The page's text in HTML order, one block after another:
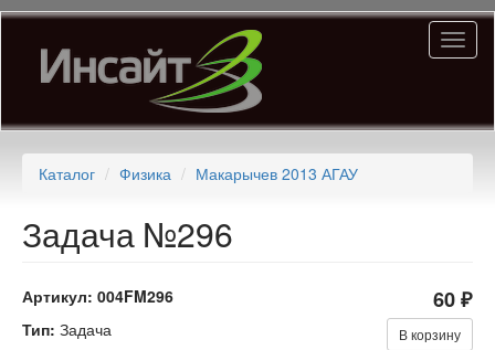
Перейти
основному
содержанию
Каталог Физика Макарычев 2013 АГАУ
Задача №296
Артикул: 004FM296 60 ₽
В корзину
Тип: Задача